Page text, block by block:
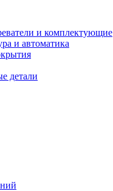
и комплектующие
и автоматика
детали